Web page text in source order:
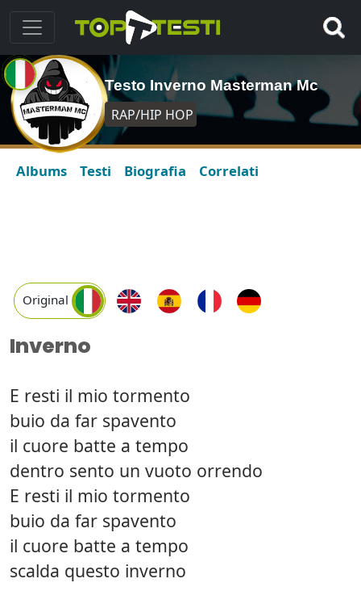
Testo Inverno Masterman Mc
RAP/HIP HOP
Albums Testi Biografia Correlati
Original
Inverno
E resti il mio tormento
buio da far spavento
il cuore batte a tempo
dentro sento un vuoto orrendo
E resti il mio tormento
buio da far spavento
il cuore batte a tempo
scalda questo inverno